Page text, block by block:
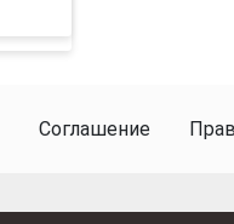
Соглашение